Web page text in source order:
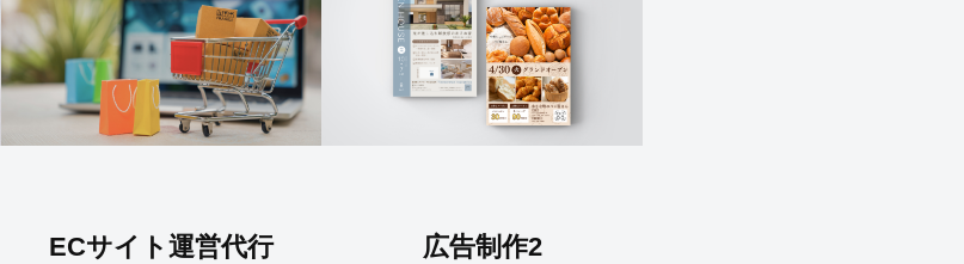
ECサイト運営代行 広告制作2